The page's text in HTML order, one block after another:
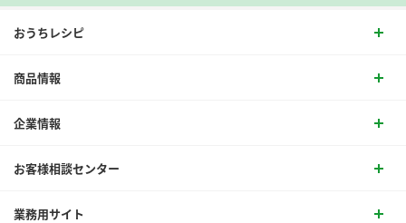
おうちレシピ
商品情報
企業情報
お客様相談センター
業務用サイト